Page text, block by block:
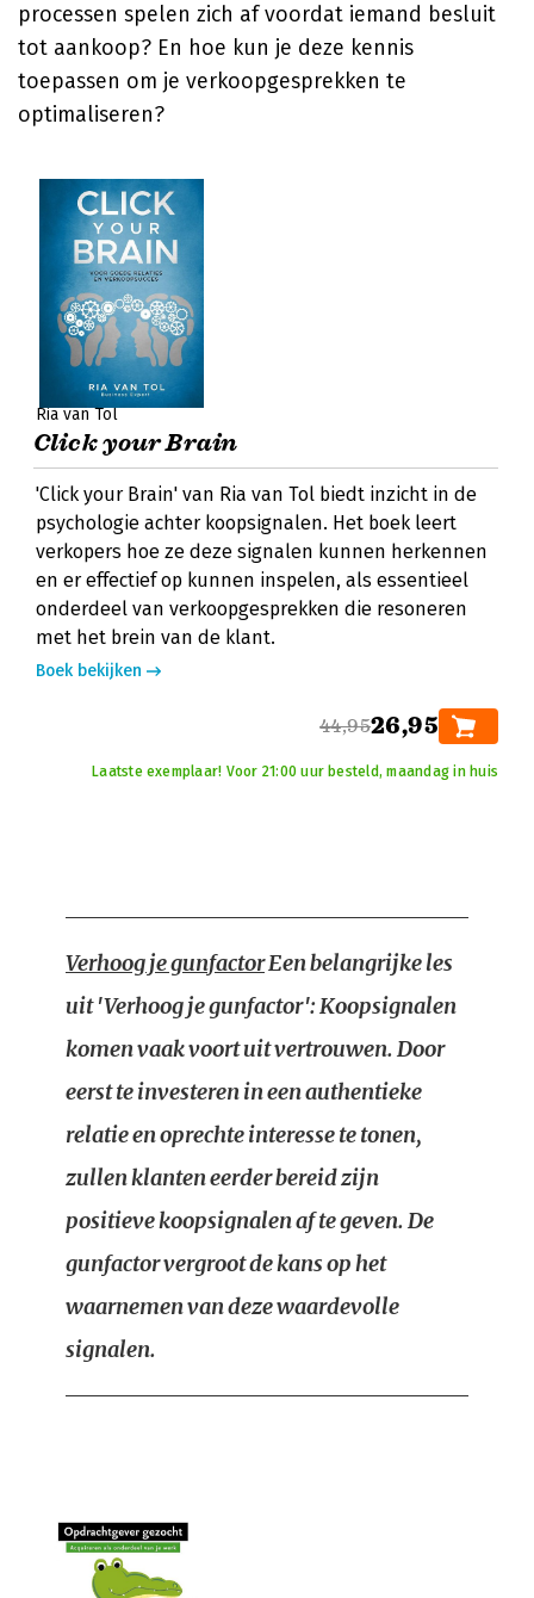
processen spelen zich af voordat iemand besluit
tot aankoop? En hoe kun je deze kennis
toepassen om je verkoopgesprekken te
optimaliseren?
Ria van Tol
Click your Brain
'Click your Brain' van Ria van Tol biedt inzicht in de
psychologie achter koopsignalen. Het boek leert
verkopers hoe ze deze signalen kunnen herkennen
en er effectief op kunnen inspelen, als essentieel
onderdeel van verkoopgesprekken die resoneren
met het brein van de klant.
Boek bekijken
44,9526,95
Laatste exemplaar! Voor 21:00 uur besteld, maandag in huis
Verhoog je gunfactorEen belangrijke les
uit 'Verhoog je gunfactor': Koopsignalen
komen vaak voort uit vertrouwen. Door
eerst te investeren in een authentieke
relatie en oprechte interesse te tonen,
zullen klanten eerder bereid zijn
positieve koopsignalen af te geven. De
gunfactor vergroot de kans op het
waarnemen van deze waardevolle
signalen.